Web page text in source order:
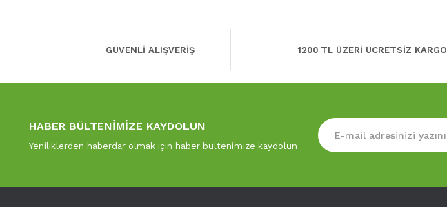
GÜVENLİ ALIŞVERİŞ 1200 TL ÜZERİ ÜCRETSİZ KARGO
HABER BÜLTENİMİZE KAYDOLUN
Yeniliklerden haberdar olmak için haber bültenimize kaydolun